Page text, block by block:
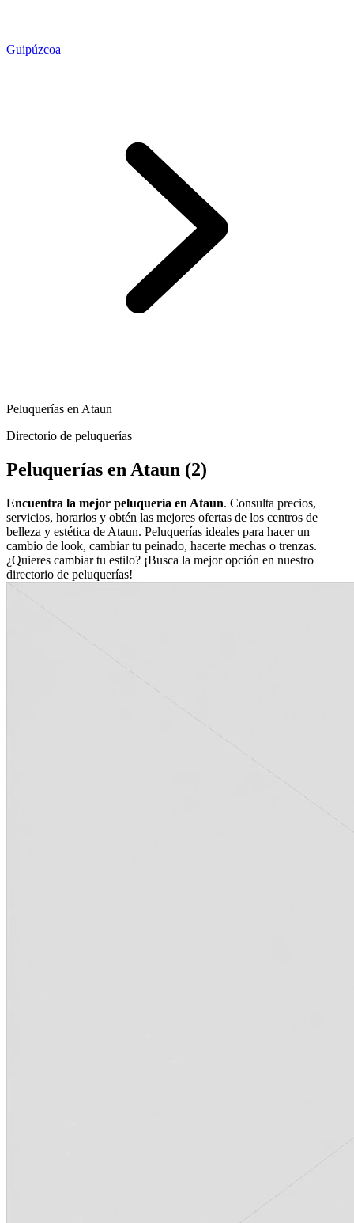
Guipúzcoa
Peluquerías en Ataun
Directorio de peluquerías
Peluquerías en Ataun (2)
Encuentra la mejor peluquería en Ataun. Consulta precios,
servicios, horarios y obtén las mejores ofertas de los centros de
belleza y estética de Ataun. Peluquerías ideales para hacer un
cambio de look, cambiar tu peinado, hacerte mechas o trenzas.
¿Quieres cambiar tu estilo? ¡Busca la mejor opción en nuestro
directorio de peluquerías!